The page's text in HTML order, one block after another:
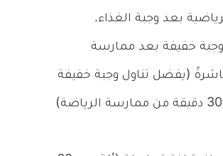
بعد وجبة الغذاء.
وجبة خفيفة بعد ممارسة
(يفضل تناول وجبة خفيفة
في غصون 30 دقيقة من ممارسة الرياضة)